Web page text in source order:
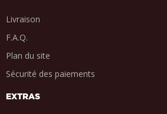
Livraison
F.A.Q.
Plan du site
Sécurité des paiements
EXTRAS